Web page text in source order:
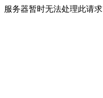
服务器暂时无法处理此请求